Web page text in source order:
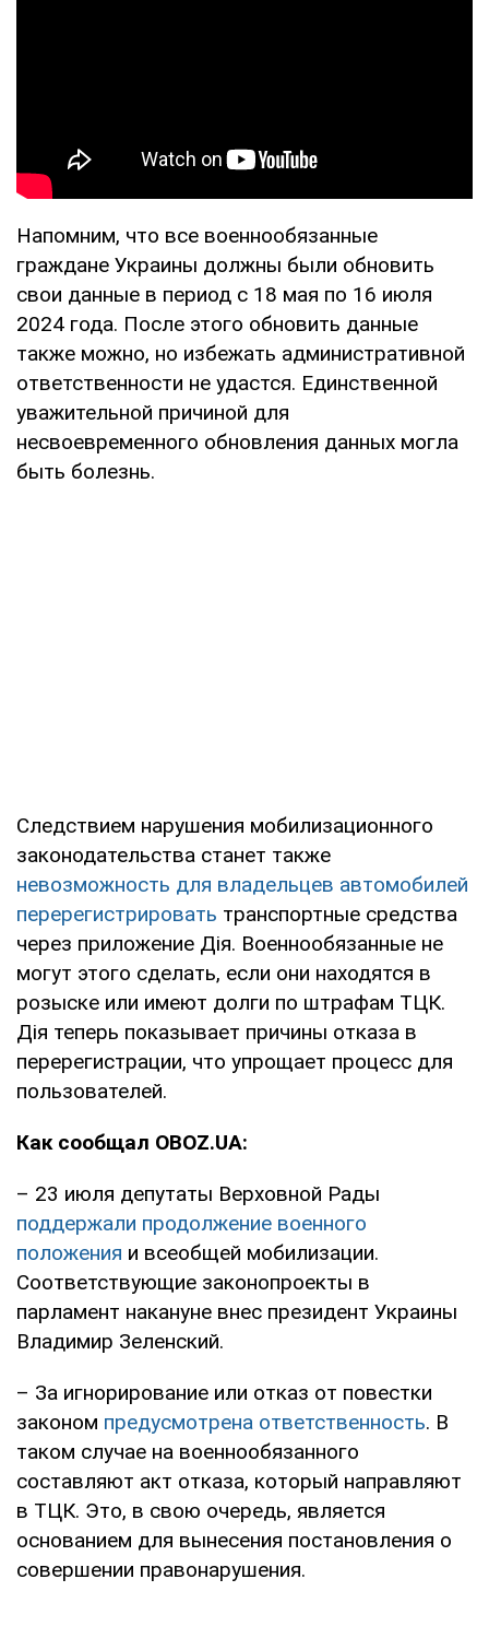
Напомним, что все военнообязанные
граждане Украины должны были обновить
свои данные в период с 18 мая по 16 июля
2024 года. После этого обновить данные
также можно, но избежать административной
ответственности не удастся. Единственной
уважительной причиной для
несвоевременного обновления данных могла
быть болезнь.
Следствием нарушения мобилизационного
законодательства станет также
невозможность для владельцев автомобилей
перерегистрировать транспортные средства
через приложение Дія. Военнообязанные не
могут этого сделать, если они находятся в
розыске или имеют долги по штрафам ТЦК.
Дія теперь показывает причины отказа в
перерегистрации, что упрощает процесс для
пользователей.
Как сообщал OBOZ.UA:
– 23 июля депутаты Верховной Рады
поддержали продолжение военного
положения и всеобщей мобилизации.
Соответствующие законопроекты в
парламент накануне внес президент Украины
Владимир Зеленский.
– За игнорирование или отказ от повестки
законом предусмотрена ответственность. В
таком случае на военнообязанного
составляют акт отказа, который направляют
в ТЦК. Это, в свою очередь, является
основанием для вынесения постановления о
совершении правонарушения.